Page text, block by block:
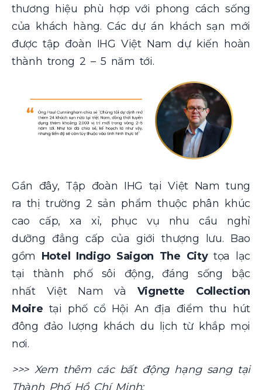
thương hiệu phù hợp với phong cách sống
của khách hàng. Các dự án khách sạn mới
được tập đoàn IHG Việt Nam dự kiến hoàn
thành trong 2 – 5 năm tới.
Gần đây, Tập đoàn IHG tại Việt Nam tung
ra thị trường 2 sản phẩm thuộc phân khúc
cao cấp, xa xỉ, phục vụ nhu cầu nghỉ
dưỡng đẳng cấp của giới thượng lưu. Bao
gồm Hotel Indigo Saigon The Citytọa lạc
tại thành phố sôi động, đáng sống bậc
nhất Việt Nam và Vignette Collection
Moire tại phố cổ Hội An địa điểm thu hút
đông đảo lượng khách du lịch từ khắp mọi
nơi.
>>> Xem thêm các bất động hạng sang tại
Thành Phố Hồ Chí Minh: